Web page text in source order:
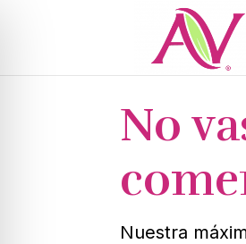
No
Nuestra